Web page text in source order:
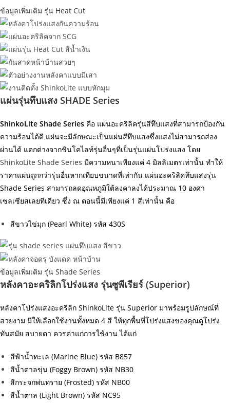
ข้อมูลเพิ่มเติม รุ่น Heat Cut
แผ่นรุ่นทึบแสง SHADE Series
ShinkoLite Shade Series คือ แผ่นอะคริลิครุ่นสีทึบแสงที่สามารถป้องกัน
ความร้อนได้ดี แผ่นจะมีลักษณะเป็นแผ่นสีทึบแสงซึ่งแสงไม่สามารถส่อง
ผ่านได้ แตกต่างจากชินโคไลท์รุ่นอื่นๆที่เป็นรุ่นแผ่นโปร่งแสง โดย
ShinkoLite Shade Series มีความหนาเพียงแค่ 4 มิลลิเมตรเท่านั้น ทำให้
ราคาแผ่นถูกกว่ารุ่นอื่นหากเทียบขนาดที่เท่ากัน แผ่นอะคริลิคทึบแสงรุ่น
Shade Series สามารถลดอุณหภูมิใต้ลงคาลงได้ประมาณ 10 องศา
เซลเซียสเลยทีเดียว ซึ่ง ณ ตอนนี้มีเพียงแค่ 1 สีเท่านั้น คือ
สีขาวไข่มุก (Pearl White) รหัส 430S
ข้อมูลเพิ่มเติม รุ่น Shade Series
หลังคาอะคริลิกโปร่งแสง รุ่นซูพีเรียร์ (Superior)
หลังคาโปร่งแสงอะคริลิก ShinkoLite รุ่น Superior มาพร้อมรูปลักษณ์ที่
สวยงาม มีให้เลือกใช้งานทั้งหมด 4 สี ให้ทุกพื้นที่โปร่งแสงของคุณดูโปร่ง
ทันสมัย สบายตา ควรค่าแก่การใช้งาน ได้แก่
สีฟ้าน้ำทะเล (Marine Blue) รหัส B857
สีน้ำตาลขุ่น (Foggy Brown) รหัส NB30
สีกระจกพ่นทราย (Frosted) รหัส NB00
สีน้ำตาล (Light Brown) รหัส NC95